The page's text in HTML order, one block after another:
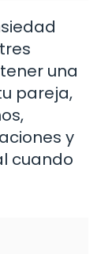
una
pareja,
y
cuando